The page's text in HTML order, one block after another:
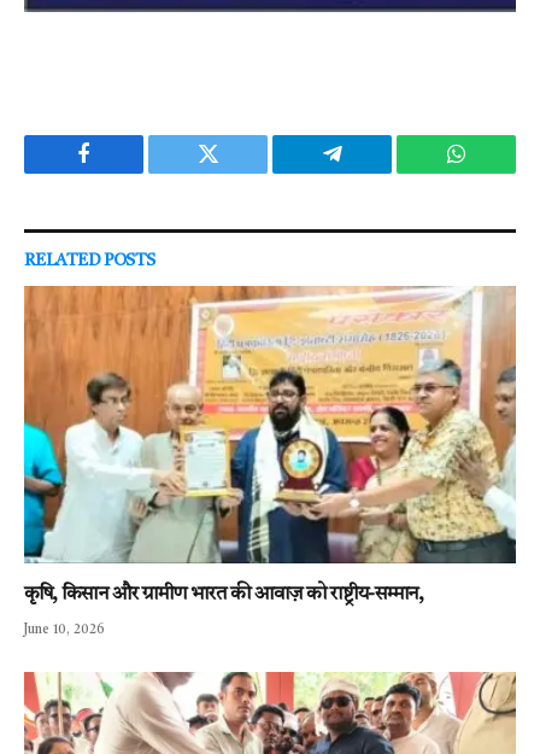
Facebook Twitter Telegram
RELATEDPOSTS
कृषि, किसान और ग्रामीण भारत की आवाज़ को राष्ट्रीय-सम्मान,
June 10, 2026